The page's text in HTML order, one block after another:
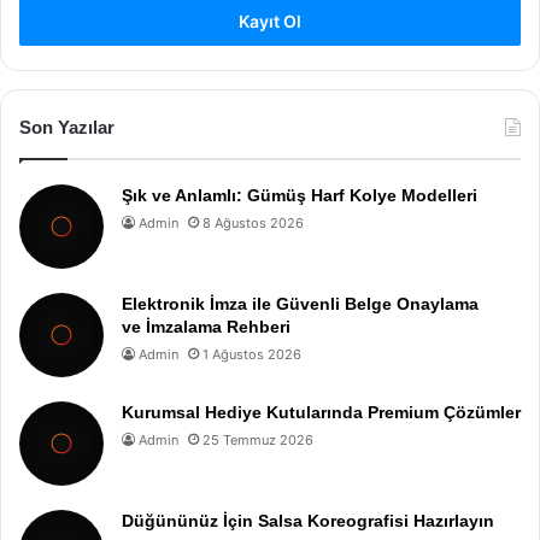
Kayıt Ol
Son Yazılar
Şık ve Anlamlı: Gümüş Harf Kolye Modelleri
Admin 8 Ağustos 2026
Elektronik İmza ile Güvenli Belge Onaylama
ve İmzalama Rehberi
Admin 1 Ağustos 2026
Kurumsal Hediye Kutularında Premium Çözümler
Admin 25 Temmuz 2026
Düğününüz İçin Salsa Koreografisi Hazırlayın